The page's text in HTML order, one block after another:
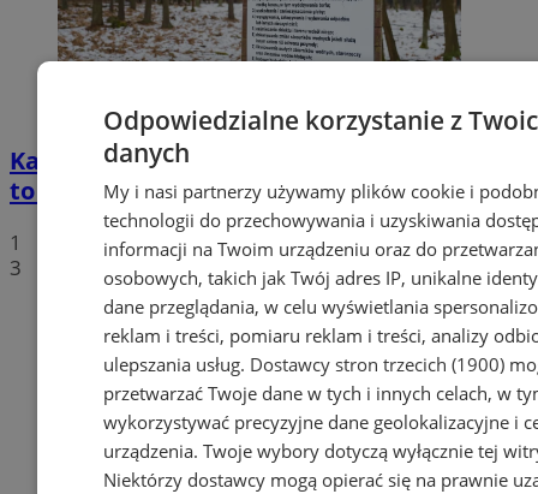
Katowickie Wodociągi: ochrona mokradeł
to fundament jakości wody
1
3
Odpowiedzialne korzystanie z
danych
My i nasi partnerzy używamy plików cookie i
technologii do przechowywania i uzyskiwania
informacji na Twoim urządzeniu oraz do
osobowych, takich jak Twój adres IP, unikalne
dane przeglądania, w celu wyświetlania
reklam i treści, pomiaru reklam i treści, analizy
ulepszania usług. Dostawcy stron trzecich (1900)
przetwarzać Twoje dane w tych i innych celach, w
wykorzystywać precyzyjne dane geolokalizacyjne i
urządzenia. Twoje wybory dotyczą wyłącznie tej
Niektórzy dostawcy mogą opierać się na prawnie